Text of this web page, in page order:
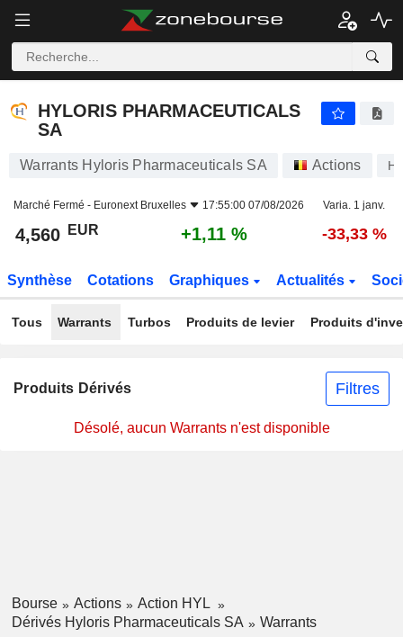
HYLORIS PHARMACEUTICALS
SA
Warrants Hyloris Pharmaceuticals SA Actions
Marché Fermé - Euronext Bruxelles 17:55:00 07/08/2026 Varia. 1 janv.
4,560 EUR +1,11 % -33,33 %
Synthèse Cotations Graphiques Actualités
Tous Warrants Turbos Produits de levier Produits
Produits Dérivés Filtres
Désolé, aucun Warrants n'est disponible
Bourse Actions
Action HYL
Dérivés Hyloris Pharmaceuticals SA
Warrants